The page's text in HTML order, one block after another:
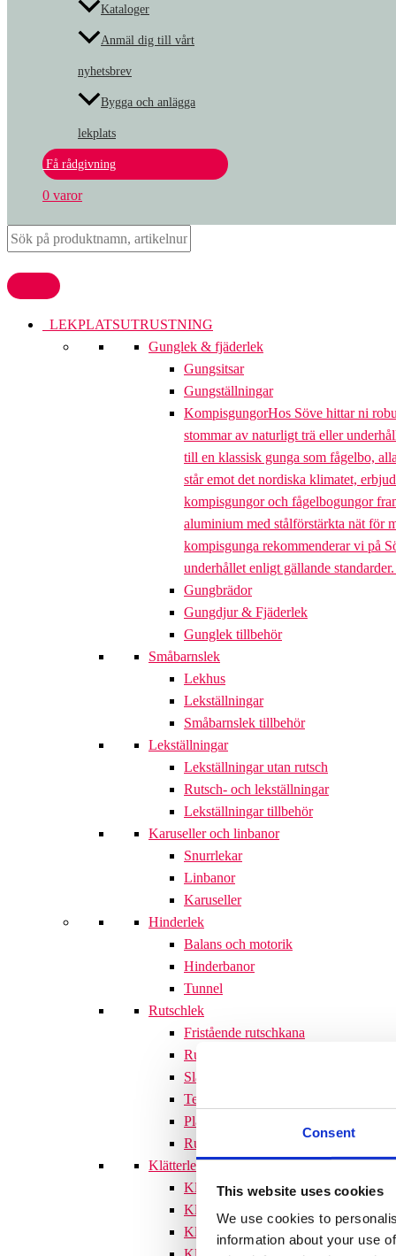
Consent
This website uses cookies
We use cookies to
information about your use
Kataloger
Anmäl dig till vårt
nyhetsbrev
Bygga och anlägga
lekplats
Få rådgivning
0 varor
LEKPLATSUTRUSTNING
Gunglek & fjäderlek
Gungsitsar
Gungställningar
KompisgungorHos Söve hittar ni
stommar av naturligt trä eller
till en klassisk gunga som fågelbo,
står emot det nordiska klimatet,
kompisgungor och fågelbogungor
aluminium med stålförstärkta nät för
kompisgunga rekommenderar vi på
underhållet enligt gällande
Gungbrädor
Gungdjur & Fjäderlek
Gunglek tillbehör
Småbarnslek
Lekhus
Lekställningar
Småbarnslek tillbehör
Lekställningar
Lekställningar utan rutsch
Rutsch- och lekställningar
Lekställningar tillbehör
Karuseller och linbanor
Snurrlekar
Linbanor
Karuseller
Hinderlek
Balans och motorik
Hinderbanor
Tunnel
Rutschlek
Fristående rutschkana
Rutschkanor till lekställningar
Släntrutschkana
Terrängtrappor
Plattformar
Rutschlek tillbehör
Klätterlek
Klätterställningar
Klätterställning med rutschkana
Klätternät